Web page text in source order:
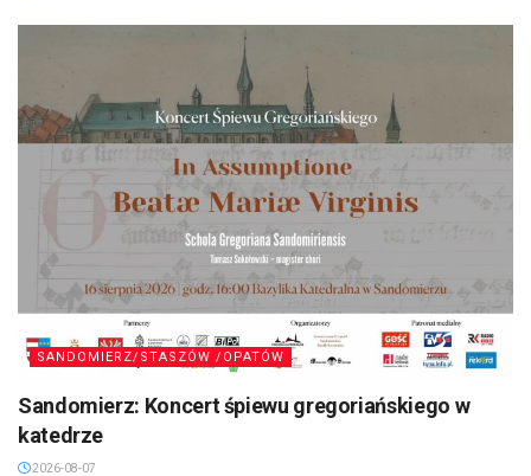
SANDOMIERZ/STASZÓW /OPATÓW
Sandomierz: Koncert śpiewu gregoriańskiego w
katedrze
2026-08-07